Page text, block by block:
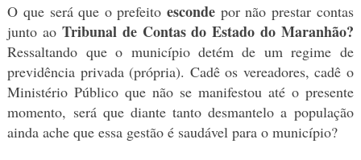
O que será que o prefeito esconde por não prestar contas
junto ao Tribunal de Contas do Estado do Maranhão?
Ressaltando que o município detém de um regime de
previdência privada (própria). Cadê os vereadores, cadê o
Ministério Público que não se manifestou até o presente
momento, será que diante tanto desmantelo a população
ainda ache que essa gestão é saudável para o município?